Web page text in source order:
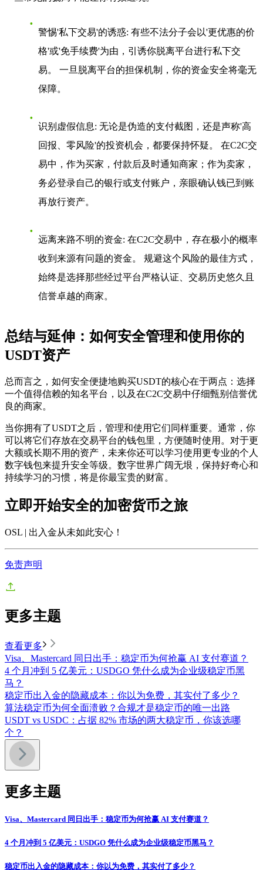
警惕'私下交易'的诱惑: 有些不法分子会以'更优惠的价
格'或'免手续费'为由，引诱你脱离平台进行私下交
易。 一旦脱离平台的担保机制，你的资金安全将毫无
保障。
识别虚假信息: 无论是伪造的支付截图，还是声称'高
回报、零风险'的投资机会，都要保持怀疑。 在C2C交
易中，作为买家，付款后及时通知商家；作为卖家，
务必登录自己的银行或支付账户，亲眼确认钱已到账
再放行资产。
远离来路不明的资金: 在C2C交易中，存在极小的概率
收到来源有问题的资金。 规避这个风险的最佳方式，
始终是选择那些经过平台严格认证、交易历史悠久且
信誉卓越的商家。
总结与延伸：如何安全管理和使用你的
USDT资产
总而言之， 如何安全便捷地购买USDT的核心在于两点：选择
一个值得信赖的知名平台，以及在C2C交易中仔细甄别信誉优
良的商家。
当你拥有了USDT之后，管理和使用它们同样重要。通常，你
可以将它们存放在交易平台的钱包里，方便随时使用。对于更
大额或长期不用的资产，未来你还可以学习使用更专业的个人
数字钱包来提升安全等级。数字世界广阔无垠，保持好奇心和
持续学习的习惯，将是你最宝贵的财富。
立即开始安全的加密货币之旅
OSL | 出入金从未如此安心 ！
免责声明
更多主题
查看更多
Visa、Mastercard 同日出手：稳定币为何抢赢 AI 支付赛道？
4 个月冲到 5 亿美元：USDGO 凭什么成为企业级稳定币黑
马？
稳定币出入金的隐藏成本：你以为免费，其实付了多少？
算法稳定币为何全面溃败？合规才是稳定币的唯一出路
USDT vs USDC：占据 82% 市场的两大稳定币，你该选哪
个？
更多主题
Visa、Mastercard 同日出手：稳定币为何抢赢 AI 支付赛道？
4 个月冲到 5 亿美元：USDGO 凭什么成为企业级稳定币黑马？
稳定币出入金的隐藏成本：你以为免费，其实付了多少？